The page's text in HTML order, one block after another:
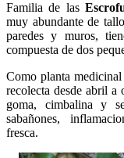
Familia de las
muy abundante de
paredes y muros,
compuesta de dos
Como planta
recolecta desde abril a
goma, cimbalina y
sabañones,
fresca.